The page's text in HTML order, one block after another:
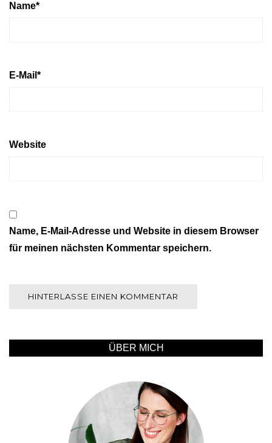
Name*
E-Mail *
Website
Name, E-Mail-Adresse und Website in diesem Browser
für meinen nächsten Kommentar speichern.
ÜBER MICH